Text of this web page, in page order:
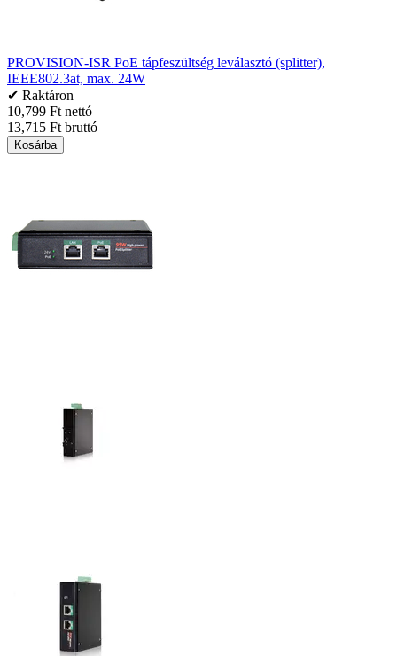
PROVISION-ISR PoE tápfeszültség leválasztó (splitter),
IEEE802.3at, max. 24W
✔ Raktáron
10,799 Ft nettó
13,715 Ft bruttó
Kosárba